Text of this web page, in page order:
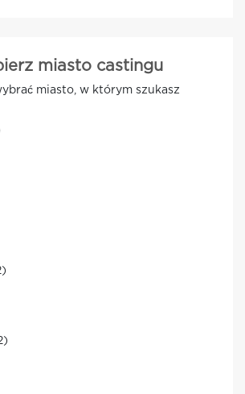
miasto castingu
miasto, w którym szukasz